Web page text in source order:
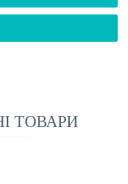
ТОВАРИ